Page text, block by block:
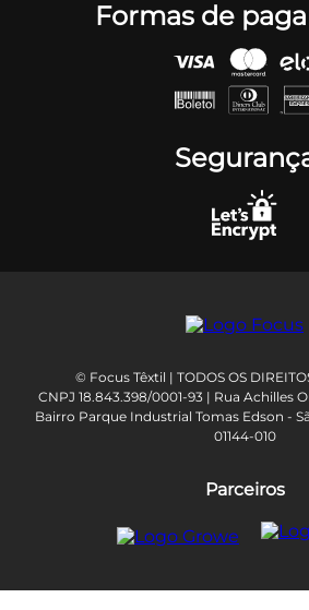
Formas de
© Focus Têxtil | TODOS OS
CNPJ 18.843.398/0001-93 | Rua Achilles
Bairro Parque Industrial Tomas Edson -
01144-010
Parceiros